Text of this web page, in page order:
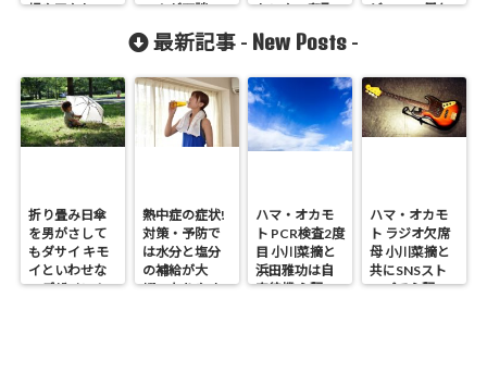
場やアクセス
ゃんが面談
センター奪取
ビュー13周年
最新記事 - New Posts -
折り畳み日傘
を男がさして
もダサイ キモ
イといわせな
いデザイン！
熱中症の症状!
対策・予防で
は水分と塩分
の補給が大
切・なりやす
ハマ・オカモ
ト PCR検査2度
目 小川菜摘と
浜田雅功は自
宅待機 心配の
ハマ・オカモ
ト ラジオ欠席
母 小川菜摘と
共にSNSスト
ップで心配の